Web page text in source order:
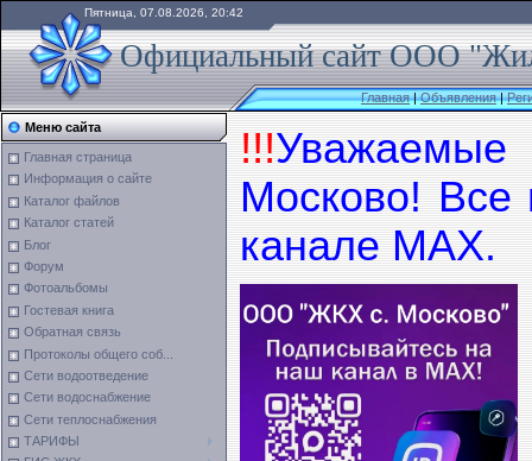
Пятница, 07.08.2026, 20:42
Официальный сайт ООО
Главная|Объявления|
Меню сайта
Главная страница
Информация о сайте
Каталог файлов
Каталог статей
Блог
Форум
Фотоальбомы
Гостевая книга
Обратная связь
Протоколы общего соб...
Сети водоотведение
Сети водоснабжение
Сети теплоснабжения
ТАРИФЫ
!!!
Москово! Все
канале МАХ.